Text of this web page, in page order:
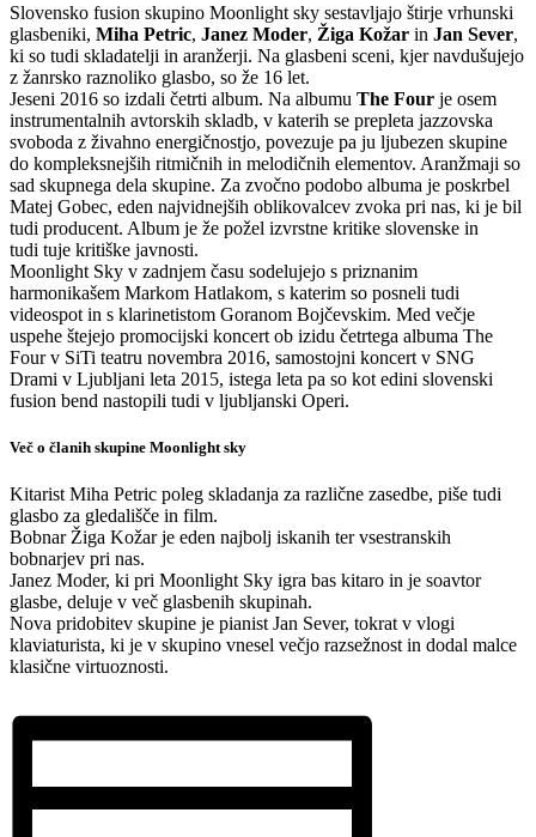
Slovensko fusion skupino Moonlight sky sestavljajo štirje vrhunski
glasbeniki, Miha Petric, Janez Moder, Žiga Kožar in Jan Sever,
ki so tudi skladatelji in aranžerji. Na glasbeni sceni, kjer navdušujejo
z žanrsko raznoliko glasbo, so že 16 let.
Jeseni 2016 so izdali četrti album. Na albumu The Four je osem
instrumentalnih avtorskih skladb, v katerih se prepleta jazzovska
svoboda z živahno energičnostjo, povezuje pa ju ljubezen skupine
do kompleksnejših ritmičnih in melodičnih elementov. Aranžmaji so
sad skupnega dela skupine. Za zvočno podobo albuma je poskrbel
Matej Gobec, eden najvidnejših oblikovalcev zvoka pri nas, ki je bil
tudi producent. Album je že požel izvrstne kritike slovenske in
tudi tuje kritiške javnosti.
Moonlight Sky v zadnjem času sodelujejo s priznanim
harmonikašem Markom Hatlakom, s katerim so posneli tudi
videospot in s klarinetistom Goranom Bojčevskim. Med večje
uspehe štejejo promocijski koncert ob izidu četrtega albuma The
Four v SiTi teatru novembra 2016, samostojni koncert v SNG
Drami v Ljubljani leta 2015, istega leta pa so kot edini slovenski
fusion bend nastopili tudi v ljubljanski Operi.
Več o članih skupine Moonlight sky
Kitarist Miha Petric poleg skladanja za različne zasedbe, piše tudi
glasbo za gledališče in film.
Bobnar Žiga Kožar je eden najbolj iskanih ter vsestranskih
bobnarjev pri nas.
Janez Moder, ki pri Moonlight Sky igra bas kitaro in je soavtor
glasbe, deluje v več glasbenih skupinah.
Nova pridobitev skupine je pianist Jan Sever, tokrat v vlogi
klaviaturista, ki je v skupino vnesel večjo razsežnost in dodal malce
klasične virtuoznosti.